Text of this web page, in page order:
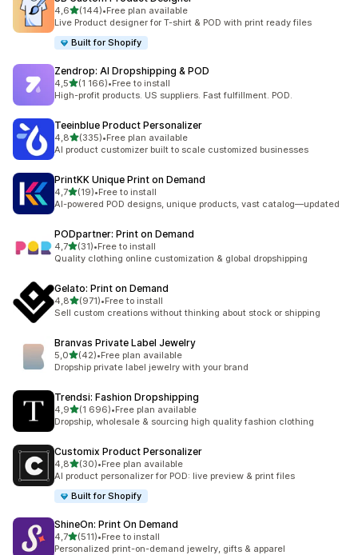
4,6na 5 gwiazdek
(144)
Łączna liczba recenzji: 144
•Free plan available
Live Product designer for T-shirt & POD with print ready files
Built for Shopify
Zendrop: AI Dropshipping & POD
4,5na 5 gwiazdek
(1 166)
Łączna liczba recenzji: 1166
•Free to install
High-profit products. US suppliers. Fast fulfillment. POD.
Teeinblue Product Personalizer
4,8na 5 gwiazdek
(335)
Łączna liczba recenzji: 335
•Free plan available
AI product customizer built to scale customized businesses
PrintKK Unique Print on Demand
4,7na 5 gwiazdek
(19)
Łączna liczba recenzji: 19
•Free to install
AI-powered POD designs, unique products, vast catalog—updated
PODpartner: Print on Demand
4,7na 5 gwiazdek
(31)
Łączna liczba recenzji: 31
•Free to install
Quality clothing online customization & global dropshipping
Gelato: Print on Demand
4,8na 5 gwiazdek
(971)
Łączna liczba recenzji: 971
•Free to install
Sell custom creations without thinking about stock or shipping
Branvas Private Label Jewelry
5,0na 5 gwiazdek
(42)
Łączna liczba recenzji: 42
•Free plan available
Dropship private label jewelry with your brand
Trendsi: Fashion Dropshipping
4,9na 5 gwiazdek
(1 696)
Łączna liczba recenzji: 1696
•Free plan available
Dropship, wholesale & sourcing high quality fashion clothing
Customix Product Personalizer
4,8na 5 gwiazdek
(30)
Łączna liczba recenzji: 30
•Free plan available
AI product personalizer for POD: live preview & print files
Built for Shopify
ShineOn: Print On Demand
4,7na 5 gwiazdek
(511)
Łączna liczba recenzji: 511
•Free to install
Personalized print-on-demand jewelry, gifts & apparel